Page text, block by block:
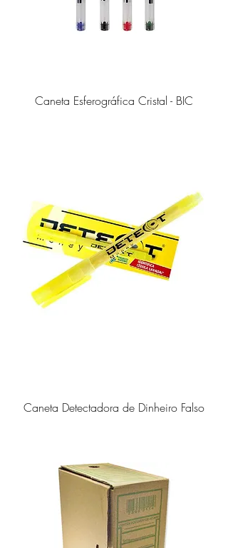
Caneta Esferográfica Cristal - BIC
Caneta Detectadora de Dinheiro Falso